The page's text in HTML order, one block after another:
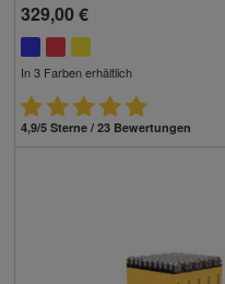
329,00 €
In 3 Farben erhältlich
4,9/5 Sterne / 23 Bewertungen